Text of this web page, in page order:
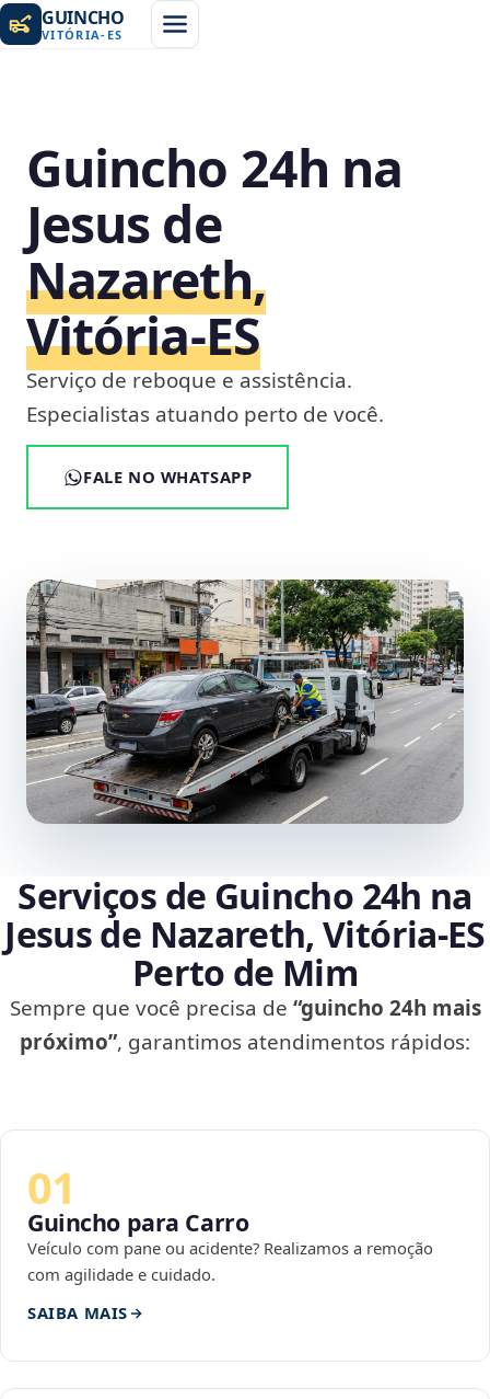
GUINCHO
VITÓRIA- ES
Guincho 24h na
Jesus de
Nazareth,
Vitória‑ES
Serviço de reboque e assistência.
Especialistas atuando perto de você.
FALE NO WHATSAPP
Serviços de Guincho 24h na
Jesus de Nazareth, Vitória‑ES
Perto de Mim
Sempre que você precisa de “guincho 24h mais
próximo”, garantimos atendimentos rápidos:
01
Guincho para Carro
Veículo com pane ou acidente? Realizamos a remoção
com agilidade e cuidado.
SAIBA MAIS